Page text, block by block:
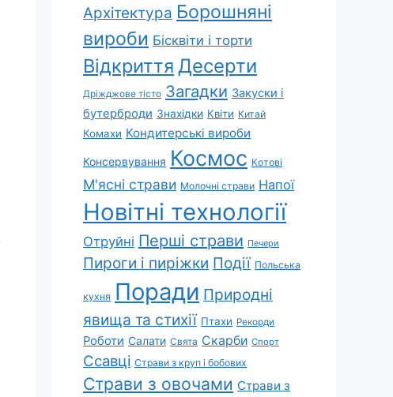
Архітектура Борошняні
вироби Бісквіти і торти
Відкриття Десерти
Дріжджове тісто Загадки Закуски і
бутерброди Знахідки Квіти Китай
Комахи Кондитерські вироби
Консервування Космос Котові
М'ясні страви Молочні страви Напої
Новітні технології
Отруйні Перші страви Печери
Пироги і пиріжки Події Польська
кухня Поради Природні
явища та стихії Птахи Рекорди
Роботи Салати Свята Скарби Спорт
Ссавці Страви з круп і бобових
Страви з овочами Страви з